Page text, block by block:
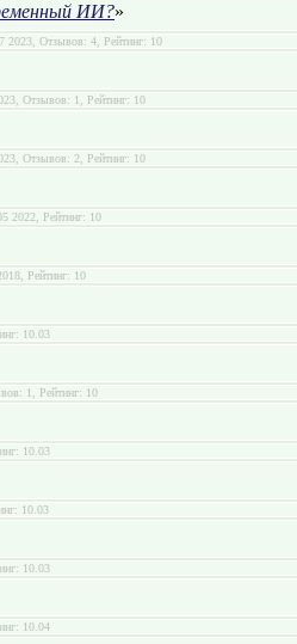
ИИ?»
2023, Отзывов: 4, Рейтинг: 10
Отзывов: 1, Рейтинг: 10
Отзывов: 2, Рейтинг: 10
2022, Рейтинг: 10
Рейтинг: 10
10.03
1, Рейтинг: 10
10.03
10.03
10.03
10.04